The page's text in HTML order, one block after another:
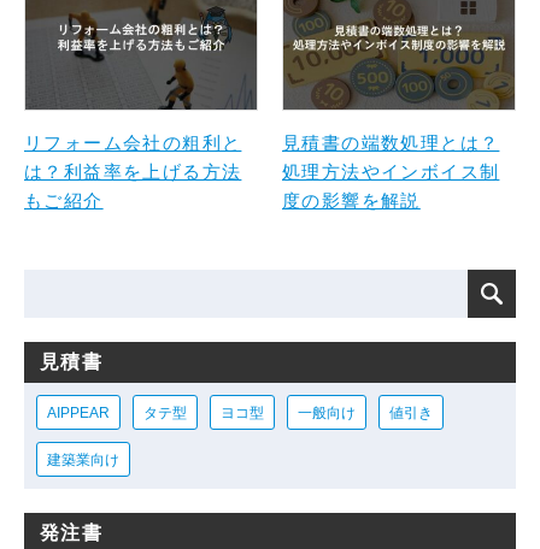
リフォーム会社の粗利と
は？利益率を上げる方法
もご紹介
見積書の端数処理とは？
処理方法やインボイス制
度の影響を解説
見積書
AIPPEAR タテ型 ヨコ型 一般向け 値引き
建築業向け
発注書